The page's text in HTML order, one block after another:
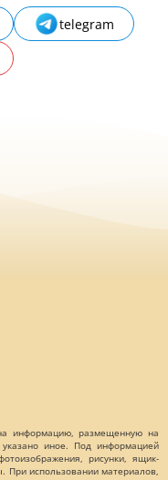
telegram
информацию, размещенную на
иное. Под информацией
рисунки, ящик-
При использовании материалов,